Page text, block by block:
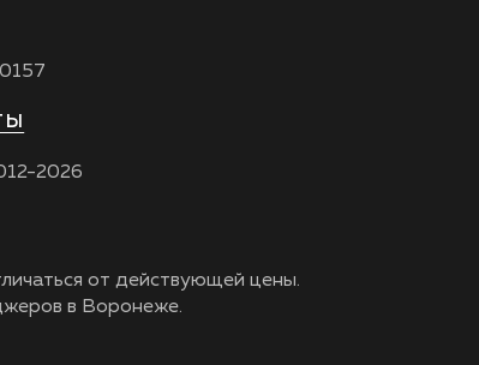
2026
от действующей цены.
в Воронеже.